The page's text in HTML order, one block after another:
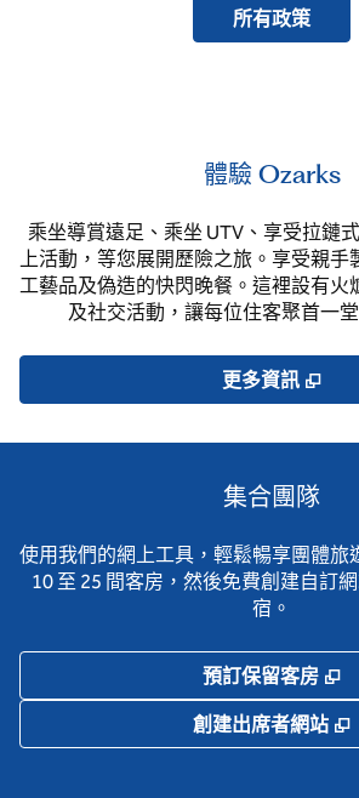
所有政策
體驗 Ozarks
乘坐導賞遠足、乘坐 UTV、享受拉鏈
上活動，等您展開歷險之旅。享受親手
工藝品及偽造的快閃晚餐。這裡設有火
及社交活動，讓每位住客聚首一
更多資訊 ,
集合團隊
使用我們的網上工具，輕鬆暢享團體旅
10 至 25 間客房，然後免費創建自訂
宿。
預訂保留客房 ,
創建出席者網站
,